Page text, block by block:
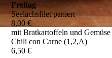
Freitag
Seelachsfilet paniert
8,00 €
mit Bratkartoffeln und
Chili con Carne (1,2,A)
6,50 €